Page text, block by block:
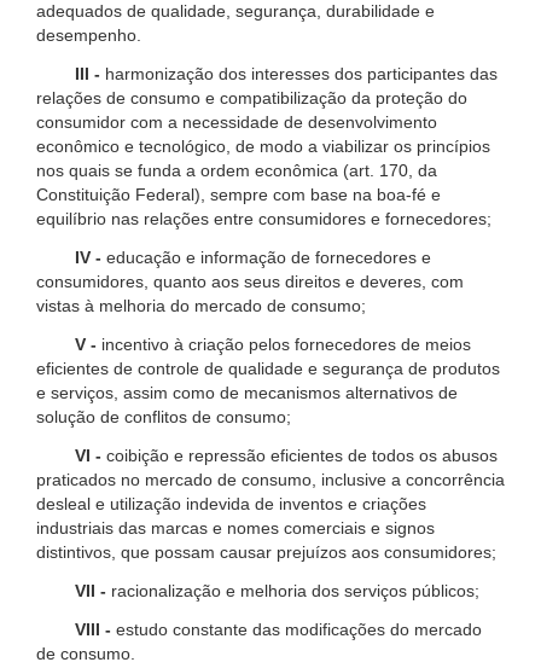
adequados de qualidade, segurança, durabilidade e
desempenho.
III - harmonização dos interesses dos participantes das
relações de consumo e compatibilização da proteção do
consumidor com a necessidade de desenvolvimento
econômico e tecnológico, de modo a viabilizar os princípios
nos quais se funda a ordem econômica (art. 170, da
Constituição Federal), sempre com base na boa-fé e
equilíbrio nas relações entre consumidores e fornecedores;
IV - educação e informação de fornecedores e
consumidores, quanto aos seus direitos e deveres, com
vistas à melhoria do mercado de consumo;
V - incentivo à criação pelos fornecedores de meios
eficientes de controle de qualidade e segurança de produtos
e serviços, assim como de mecanismos alternativos de
solução de conflitos de consumo;
VI - coibição e repressão eficientes de todos os abusos
praticados no mercado de consumo, inclusive a concorrência
desleal e utilização indevida de inventos e criações
industriais das marcas e nomes comerciais e signos
distintivos, que possam causar prejuízos aos consumidores;
VII - racionalização e melhoria dos serviços públicos;
VIII - estudo constante das modificações do mercado
de consumo.